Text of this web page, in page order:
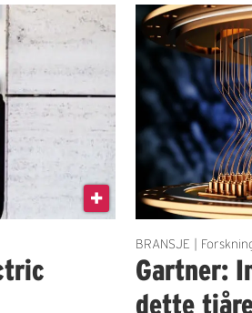
BRANSJE |
Gartner:
dette